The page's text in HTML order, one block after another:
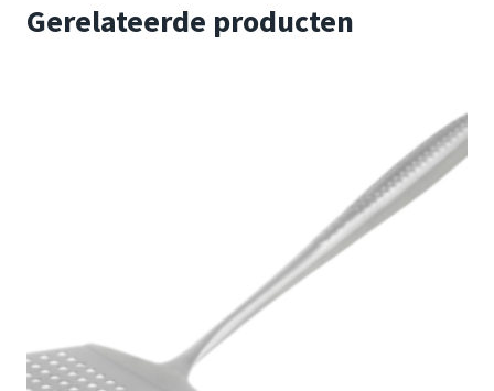
Gerelateerde producten